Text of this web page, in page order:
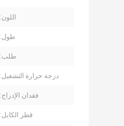
اللون:
طول:
طلب:
درجة حرارة التشغيل:
فقدان الإدراج:
قطر الكابل: